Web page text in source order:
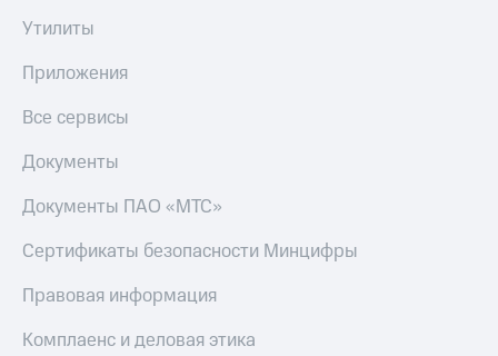
Утилиты
Приложения
Все сервисы
Документы
Документы ПАО «МТС»
Сертификаты безопасности Минцифры
Правовая информация
Комплаенс и деловая этика